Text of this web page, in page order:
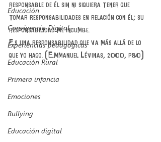
Educación
Convivencia Digital
Experiencias pedagógicas
Educación Rural
Primera infancia
Emociones
Bullying
Educación digital
responsable de él sin ni siquiera tener que
tomar responsabilidades en relación con él; su
responsabilidad me incumbe.
Es una responsabilidad que va más allá de lo
que yo hago. (Emmanuel Lévinas, 2000, p80)